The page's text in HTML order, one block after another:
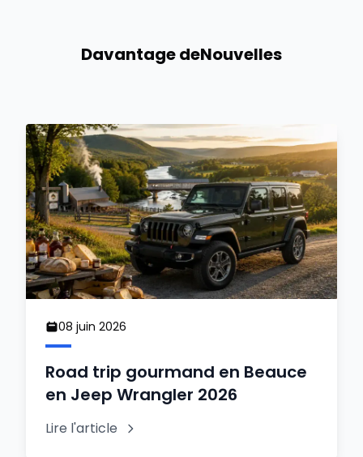
Davantage deNouvelles
08 juin 2026
Road trip gourmand en Beauce
en Jeep Wrangler 2026
Lire l'article